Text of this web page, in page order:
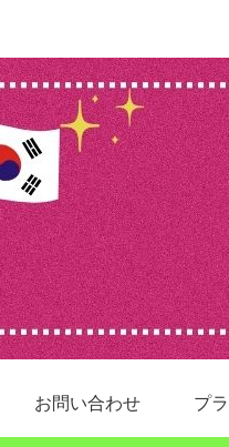
お問い合わせ プ